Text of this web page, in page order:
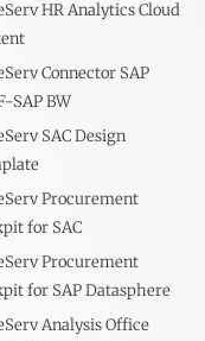
HR Analytics Cloud
Connector SAP
SAP BW
SAC Design
Procurement
for SAC
Procurement
for SAP Datasphere
Analysis Office